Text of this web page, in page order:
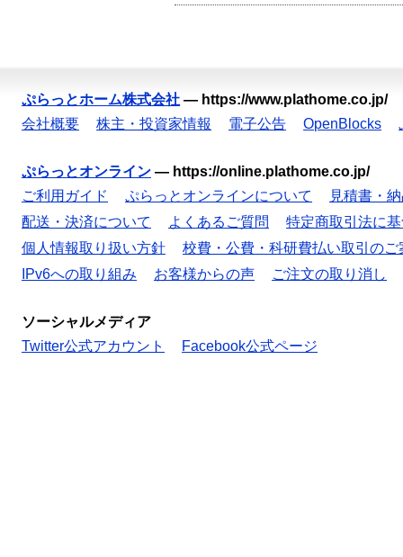
ぷらっとホーム株式会社 — https://www.plathome.co.jp/
会社概要
株主・投資家情報 電子公告 OpenBlocks
ぷらっとオンライン — https://online.plathome.co.jp/
ご利用ガイド
ぷらっとオンラインについて
見積書・
配送・決済について
よくあるご質問
特定商取引法に
個人情報取り扱い方針
校費・公費・科研費払い取引のご
IPv6への取り組み
お客様からの声 ご注文の取り消し
ソーシャルメディア
Twitter公式アカウント
Facebook公式ページ